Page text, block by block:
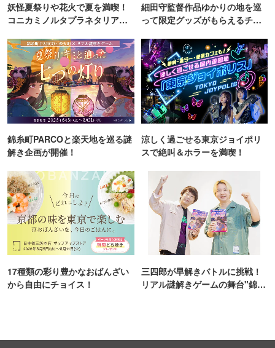
妖怪夏祭りや花火で夏を満喫！
コニカミノルタプラネタリア
細田守監督作品ゆかりの地を巡
って限定グッズがもらえるチャ
錦糸町PARCOと楽天地を巡る謎
解き企画が開催！
涼しく過ごせる東京ジョイポリ
スで絶叫＆ホラーを満喫！
17種類の彩り豊かなおばんざい
から自由にチョイス！
三四郎が早解きバトルに挑戦！
リアル謎解きゲームの舞台"錦糸